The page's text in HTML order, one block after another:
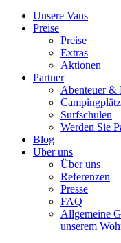
Unsere Vans
Preise
Preise
Extras
Aktionen
Partner
Abenteuer &
Surfschulen
Werden Sie
Blog
Über uns
Über uns
Referenzen
Presse
FAQ
Allgemeine
unserem